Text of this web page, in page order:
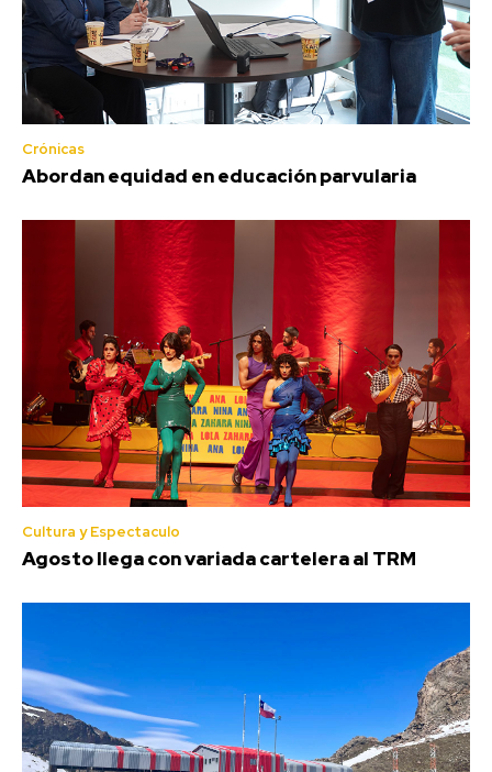
Crónicas
Abordan equidad en educación parvularia
Cultura y Espectaculo
Agosto llega con variada cartelera al TRM